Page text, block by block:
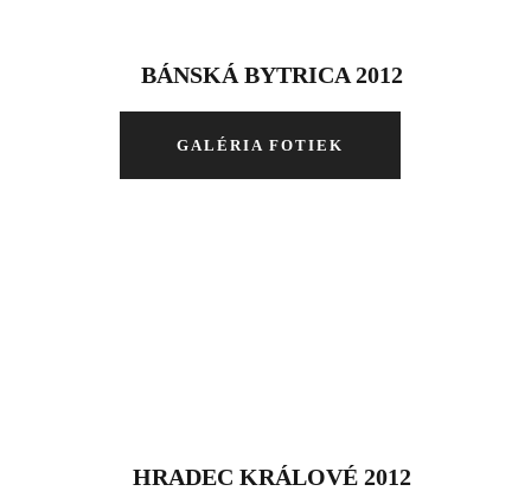
BÁNSKÁ BYTRICA 2012
GALÉRIA FOTIEK
HRADEC KRÁLOVÉ 2012